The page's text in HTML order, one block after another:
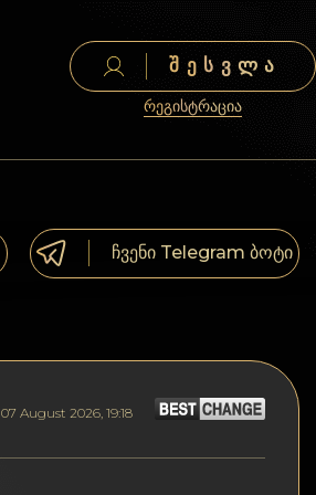
ᲨᲔᲡᲕᲚᲐ
რეგისტრაცია
ჩვენი Telegram ბოტი
07 August 2026, 19:18